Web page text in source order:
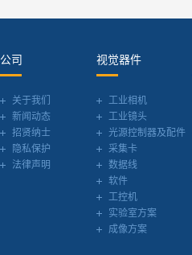
公司
关于我们
新闻动态
招贤纳士
隐私保护
法律声明
视觉器件
工业相机
工业镜头
光源控制器及配件
采集卡
数据线
软件
工控机
实验室方案
成像方案